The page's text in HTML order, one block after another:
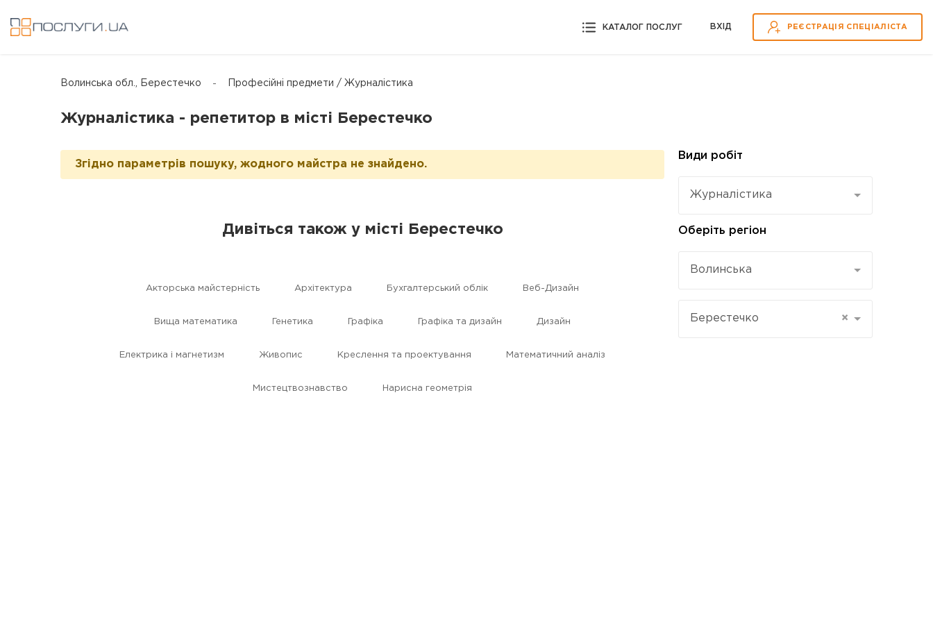
КАТАЛОГ ПОСЛУГ ВХІД РЕЄСТРАЦІЯ СПЕЦІАЛІСТА
Волинська обл., Берестечко Професійні предмети / Журналістика
Журналістика - репетитор в місті Берестечко
Згідно параметрів пошуку, жодного майстра не знайдено.
Дивіться також у місті Берестечко
Акторська майстерність Архітектура Бухгалтерський облік Веб-Дизайн
Вища математика Генетика Графіка Графіка та дизайн Дизайн
Електрика і магнетизм Живопис Креслення та проектування Математичний аналіз
Мистецтвознавство Нарисна геометрія
Види робіт
Журналістика
Оберіть регіон
Волинська
×
Берестечко